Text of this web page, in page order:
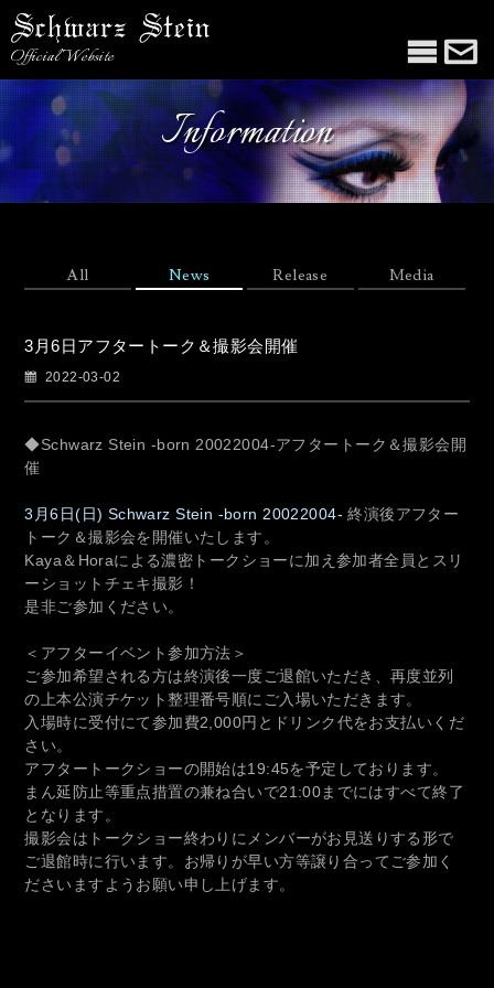
Official Website
Information
All News Release Media
3月6日アフタートーク＆撮影会開催
2022-03-02
◆Schwarz Stein -born 20022004-アフタートーク＆撮影会開
催
3月6日(日) Schwarz Stein -born 20022004- 終演後アフター
トーク＆撮影会を開催いたします。
Kaya＆Horaによる濃密トークショーに加え参加者全員とスリ
ーショットチェキ撮影！
是非ご参加ください。
＜アフターイベント参加方法＞
ご参加希望される方は終演後一度ご退館いただき、再度並列
の上本公演チケット整理番号順にご入場いただきます。
入場時に受付にて参加費2,000円とドリンク代をお支払いくだ
さい。
アフタートークショーの開始は19:45を予定しております。
まん延防止等重点措置の兼ね合いで21:00までにはすべて終了
となります 。
撮影会はトークショー終わりにメンバーがお見送りする形で
ご退館時に行います。お帰りが早い方等譲り合ってご参加く
ださいますようお願い申し上げます。